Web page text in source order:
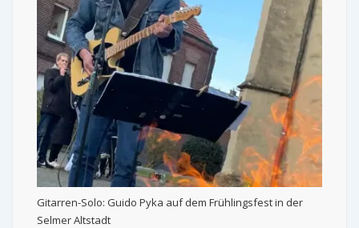
Gitarren-Solo: Guido Pyka auf dem Frühlingsfest in der
Selmer Altstadt